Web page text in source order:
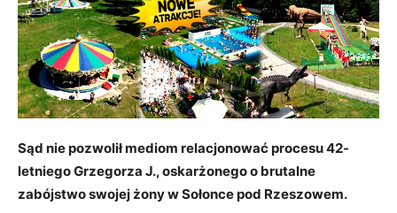
Sąd nie pozwolił mediom relacjonować procesu 42-
letniego Grzegorza J., oskarżonego o brutalne
zabójstwo swojej żony w Sołonce pod Rzeszowem.